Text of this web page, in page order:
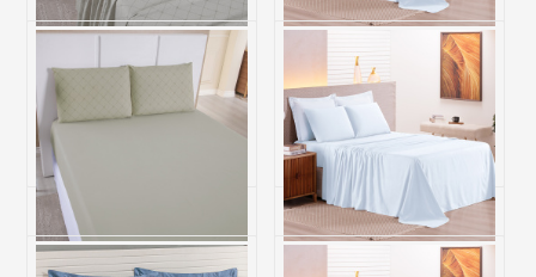
Jogo de Cama Casal 200
Fios Hipercal 4 Peças Gold -
R$ 186,00
6x de R$ 31,00 sem juros
Jogo de Cama Casal 200
Fios Hipercal 4 Peças
Criarte Branco
R$ 190,00
6x de R$ 31,67 sem juros
Jogo de Cama Casal 200
Jogo de Cama Casal 200